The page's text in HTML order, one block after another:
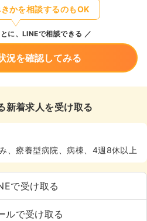
かを相談するのもOK
に、LINEで相談できる
況を確認してみる
新着求人を受け取る
、療養型病院、病棟、4週8休以上
で受け取る
ルで受け取る